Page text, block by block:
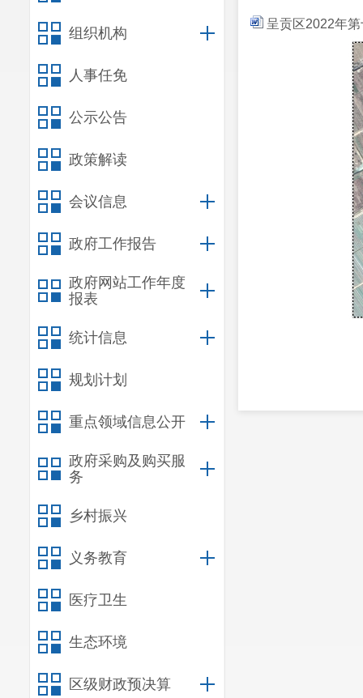
组织机构
人事任免
公示公告
政策解读
会议信息
政府工作报告
政府网站工作年度
报表
统计信息
规划计划
重点领域信息公开
政府采购及购买服
务
乡村振兴
义务教育
医疗卫生
生态环境
区级财政预决算
呈贡区2022年